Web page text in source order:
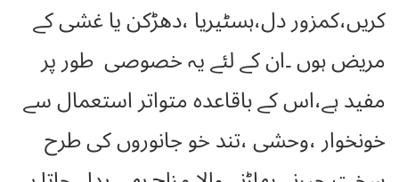
کریں،کمزور دل،ہسٹیریا ،دھڑکن یا غشی کے
مریض ہوں ۔ان کے لئے یہ خصوصی طور پر
مفید ہے،اس کے باقاعدہ متواتر استعمال سے
خونخوار ،وحشی ،تند خو جانوروں کی طرح